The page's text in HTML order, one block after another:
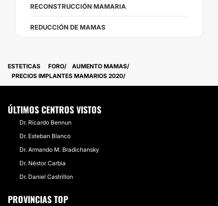
RECONSTRUCCIÓN MAMARIA
REDUCCIÓN DE MAMAS
ESTETICAS FORO
AUMENTO MAMAS
PRECIOS IMPLANTES MAMARIOS 2020
ÚLTIMOS CENTROS VISTOS
Dr. Ricardo Bennun
Dr. Esteban Blanco
Dr. Armando M. Bradichansky
Dr. Néstor Carbia
Dr. Daniel Castrillon
PROVINCIAS TOP